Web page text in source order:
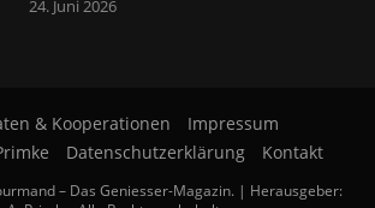
24. Juni 2026
& Kooperationen
Impressum
Datenschutzerklärung Kontakt
– Das Geniesser-Magazin. | Herausgeber: